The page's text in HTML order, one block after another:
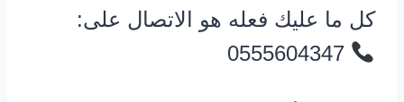
كل ما عليك فعله هو الاتصال على:
0555604347